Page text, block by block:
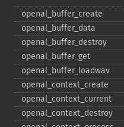
openal_​buffer_​create
openal_​buffer_​data
openal_​buffer_​destroy
openal_​buffer_​get
openal_​buffer_​loadwav
openal_​context_​create
openal_​context_​current
openal_​context_​destroy